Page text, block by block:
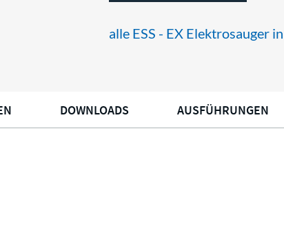
alle ESS - EX Elektrosauger
DOWNLOADS AUSFÜHRUNGEN